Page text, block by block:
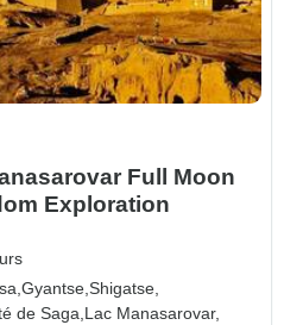
Full Moon
Exploration
Gyantse,Shigatse,
de Saga, Lac Manasarovar,